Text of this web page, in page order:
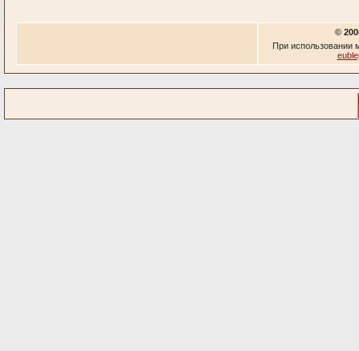
©
При использовании